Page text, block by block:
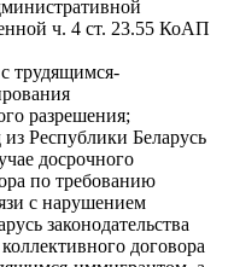
ч. 4 ст. 23.55 КоАП
трудящимся-
разрешения;
из Республики Беларусь
досрочного
по требованию
с нарушением
законодательства
договора